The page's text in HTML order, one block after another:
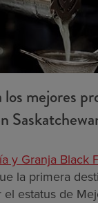
los mejores
y Granja Black
la primera
el estatus de